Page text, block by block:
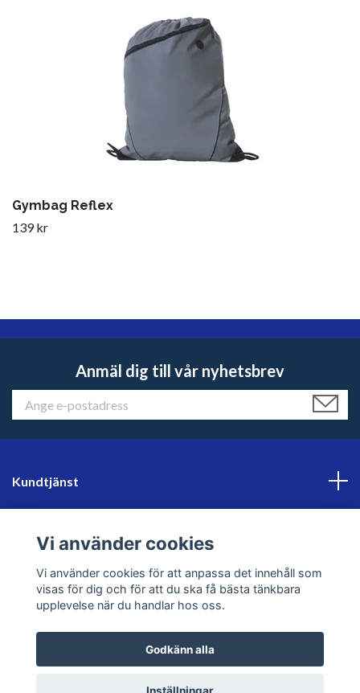
Gymbag Reflex
139 kr
Anmäl dig till vår nyhetsbrev
Kundtjänst
Sociala medier
© 2026 sweklader
Vi använder cookies
Vi använder cookies för att anpassa det innehåll som
visas för dig och för att du ska få bästa tänkbara
upplevelse när du handlar hos oss.
Godkänn alla